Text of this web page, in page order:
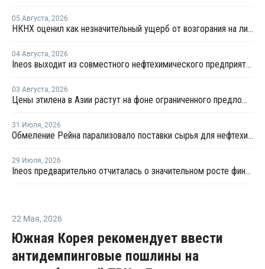
05 Августа, 2026
НКНХ оценил как незначительный ущерб от возгорания на линии полистирола
04 Августа, 2026
Ineos выходит из совместного нефтехимического предприятия с Sinopec
03 Августа, 2026
Цены этилена в Азии растут на фоне ограниченного предложения
31 Июля, 2026
Обмеление Рейна парализовало поставки сырья для нефтехимии Германии
29 Июля, 2026
Ineos предварительно отчиталась о значительном росте финансовых показателей
22 Мая, 2026
Южная Корея рекомендует ввести
антидемпинговые пошлины на